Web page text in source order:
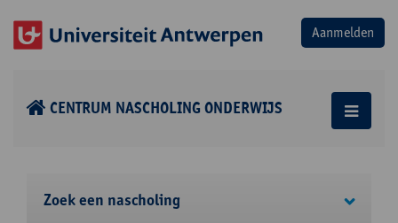
CENTRUM NASCHOLING ONDERWIJS
Zoek een nascholing